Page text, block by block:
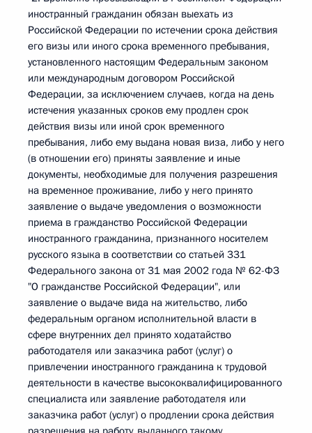
иностранный гражданин обязан выехать из
Российской Федерации по истечении срока действия
его визы или иного срока временного пребывания,
установленного настоящим Федеральным законом
или международным договором Российской
Федерации, за исключением случаев, когда на день
истечения указанных сроков ему продлен срок
действия визы или иной срок временного
пребывания, либо ему выдана новая виза, либо у него
(в отношении его) приняты заявление и иные
документы, необходимые для получения разрешения
на временное проживание, либо у него принято
заявление о выдаче уведомления о возможности
приема в гражданство Российской Федерации
иностранного гражданина, признанного носителем
русского языка в соответствии со статьей 331
Федерального закона от 31 мая 2002 года № 62-ФЗ
"О гражданстве Российской Федерации", или
заявление о выдаче вида на жительство, либо
федеральным органом исполнительной власти в
сфере внутренних дел принято ходатайство
работодателя или заказчика работ (услуг) о
привлечении иностранного гражданина к трудовой
деятельности в качестве высококвалифицированного
специалиста или заявление работодателя или
заказчика работ (услуг) о продлении срока действия